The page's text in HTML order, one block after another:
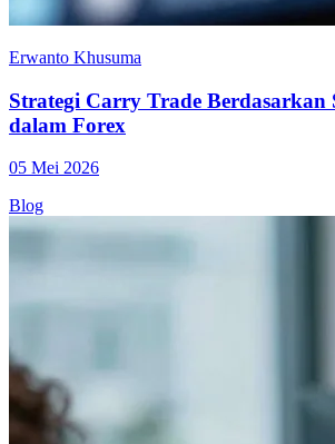
Erwanto Khusuma
Strategi Carry Trade Berdasarkan
dalam Forex
05 Mei 2026
Blog